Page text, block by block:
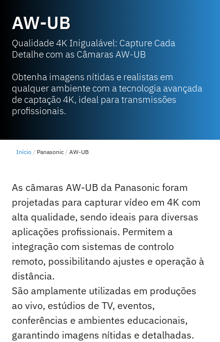
AW-UB
Qualidade 4K Inigualável: Capture Cada
Detalhe com as Câmaras AW-UB
Obtenha imagens nítidas e realistas em
qualquer ambiente com a tecnologia avançada
de captação 4K, ideal para transmissões
profissionais.
Início Panasonic AW-UB
As câmaras AW-UB da Panasonic foram
projetadas para capturar vídeo em 4K com
alta qualidade, sendo ideais para diversas
aplicações profissionais. Permitem a
integração com sistemas de controlo
remoto, possibilitando ajustes e operação à
distância.
São amplamente utilizadas em produções
ao vivo, estúdios de TV, eventos,
conferências e ambientes educacionais,
garantindo imagens nítidas e detalhadas.